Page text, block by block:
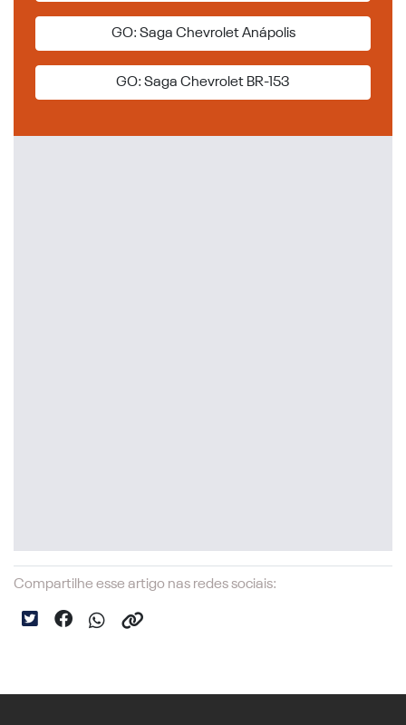
GO: Saga Chevrolet Anápolis
GO: Saga Chevrolet BR-153
Compartilhe esse artigo nas redes sociais: